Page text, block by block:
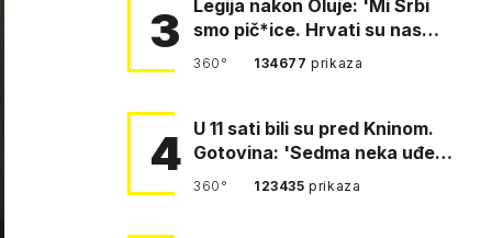
3
Legija nakon Oluje: 'Mi Srbi
smo pič*ice. Hrvati su nas
pomeli!'
360° 134677prikaza
4 U 11 sati bili su pred Kninom.
Gotovina: 'Sedma neka uđe,
4. gardijska neka g…
360° 123435prikaza